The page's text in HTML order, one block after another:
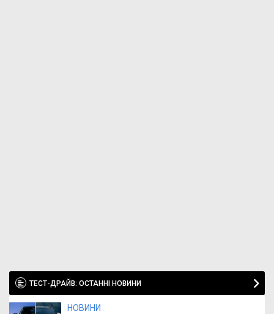
ТЕСТ-ДРАЙВ: ОСТАННІ НОВИНИ
НОВИНИ